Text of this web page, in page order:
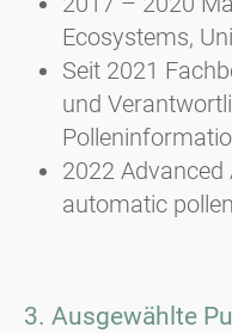
Ecosystems,
Seit 2021
und
2022 Advanced
automatic
3. Ausgewählte